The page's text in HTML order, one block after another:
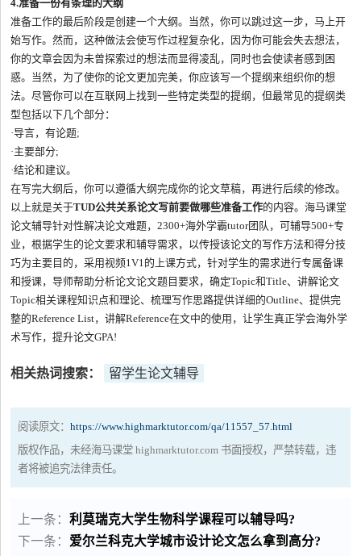
4.准备一份有条理的大纲
准备工作的最后阶段是创建一个大纲。当然，你可以跳过这一步，马上开
始写作。然而，这种做法会使写作过程复杂化，因为你可能会失去想法，
你的文章会因为未曾探索过的想法而显得凌乱，同时也会使读者感到困
惑。当然，为了使你的论文更加完美，你应该写一个提纲来组织你的想
法。尽管你可以在互联网上找到一些特定类型的提纲，但最常见的提纲类
型包括以下几个部分：
·导言，有论题;
·主要部分;
·结论和建议。
在写完大纲后，你可以遵循大纲完成你的论文草稿，再进行后续的修改。
以上就是关于TUD公共关系论文写前要做哪些准备工作的内容。海马课堂
论文辅导针对性解决论文难题，2300+海外学霸tutor团队，可辅导500+专
业，根据学生的论文要求和辅导需求，以传授该论文的写作方法和得分技
巧为主要目的，采用视频1V1的上课方式，针对学生的需求进行专属备课
和授课，导师帮助分析论文论文题目要求，确定Topic和Title、讲解论文
Topic相关课程知识点和理论、梳理写作思路提供详细的Outline、提供完
整的Reference List，讲解Reference在文中的使用，让学生真正学会海外学
术写作，提升论文GPA!
相关热词搜索： 留学生论文辅导
阅读原文：https://www.highmarktutor.com/qa/11557_57.html
版权作品，未经海马课堂 highmarktutor.com 书面授权，严禁转载，违
者将被追究法律责任。
上一条：利莫瑞克大学生物科学课程可以辅导吗?
下一条： 爱尔兰科克大学城市设计论文怎么拿到高分?